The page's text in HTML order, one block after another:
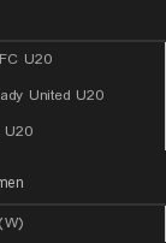
U20
United U20
U20